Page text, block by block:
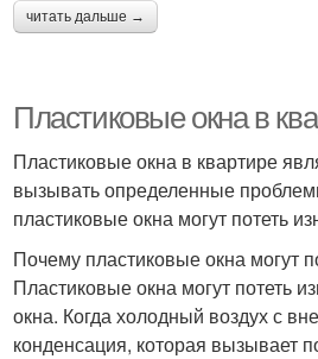
читать дальше →
Пластиковые окна в
Пластиковые окна в квартире
вызывать определенные
пластиковые окна могут потеть
Почему пластиковые окна могут
Пластиковые окна могут потеть
окна. Когда холодный воздух с
конденсация, которая вызывает